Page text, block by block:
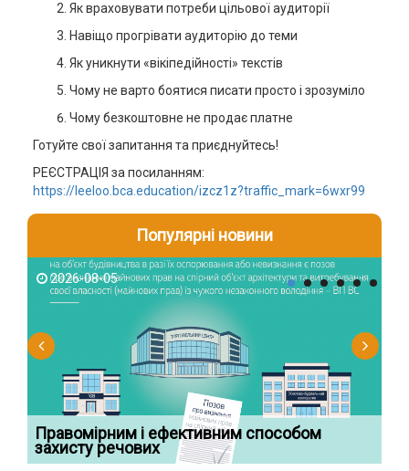
Як враховувати потреби цільової аудиторії
Навіщо прогрівати аудиторію до теми
Як уникнути «вікіпедійності» текстів
Чому не варто боятися писати просто і зрозуміло
Чому безкоштовне не продає платне
Готуйте свої запитання та приєднуйтесь!
РЕЄСТРАЦІЯ за посиланням:
https://leeloo.bca.education/izcz1z?traffic_mark=6wxr99
Популярні новини
2026-08-05
Правомірним і ефективним способом
захисту речових